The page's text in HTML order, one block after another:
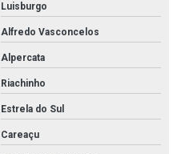
Luisburgo
Alfredo Vasconcelos
Alpercata
Riachinho
Estrela do Sul
Careaçu